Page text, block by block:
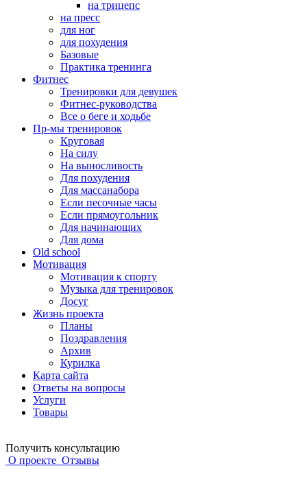
на трицепс
на пресс
для ног
для похудения
Базовые
Практика тренинга
Фитнес
Тренировки для девушек
Фитнес-руководства
Все о беге и ходьбе
Пр-мы тренировок
Круговая
На силу
На выносливость
Для похудения
Для массанабора
Если песочные часы
Если прямоугольник
Для начинающих
Для дома
Old school
Мотивация
Мотивация к спорту
Музыка для тренировок
Досуг
Жизнь проекта
Планы
Поздравления
Архив
Курилка
Карта сайта
Ответы на вопросы
Услуги
Товары
Получить консультацию
О проекте Отзывы